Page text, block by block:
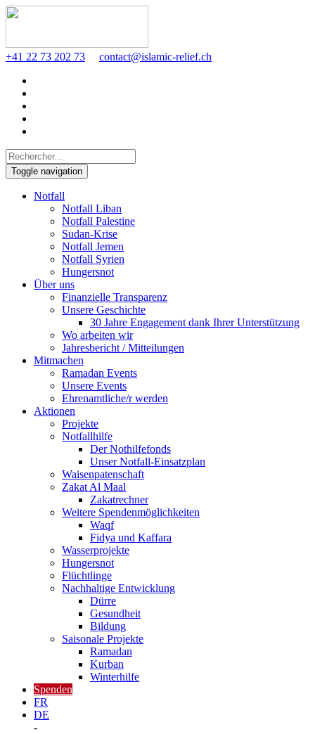
+41 22 73 202 73 contact@islamic-relief.ch
Toggle navigation
Notfall
Notfall Liban
Notfall Palestine
Sudan-Krise
Notfall Jemen
Notfall Syrien
Hungersnot
Über uns
Finanzielle Transparenz
Unsere Geschichte
30 Jahre Engagement dank Ihrer Unterstützung
Wo arbeiten wir
Jahresbericht / Mitteilungen
Mitmachen
Ramadan Events
Unsere Events
Ehrenamtliche/r werden
Aktionen
Projekte
Notfallhilfe
Der Nothilfefonds
Unser Notfall-Einsatzplan
Waisenpatenschaft
Zakat Al Maal
Zakatrechner
Weitere Spendenmöglichkeiten
Waqf
Fidya und Kaffara
Wasserprojekte
Hungersnot
Flüchtlinge
Nachhaltige Entwicklung
Dürre
Gesundheit
Bildung
Saisonale Projekte
Ramadan
Kurban
Winterhilfe
Spenden
FR
DE
-